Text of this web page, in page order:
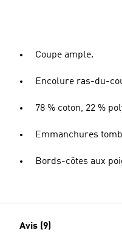
Coupe ample.
Encolure ras-du-
78 % coton, 22 %
Emmanchures
Bords-côtes aux
Avis (9)